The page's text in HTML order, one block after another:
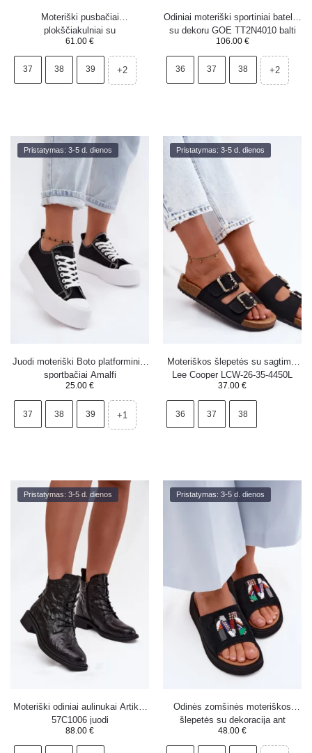
Moteriški pusbačiai
plokščiakulniai su
dekoratyvinėmis gėlėmis juodi
Tavillette
61.00 €
37 38 39 +2
Odiniai moteriški sportiniai bateliai
su dekoru GOE TT2N4010 balti
106.00 €
36 37 38 +2
Pristatymas: 3-5 d. dienos
Juodi moteriški Boto platforminiai
sportbačiai Amalfi
25.00 €
37 38 39 +1
Pristatymas: 3-5 d. dienos
Moteriškos šlepetės su sagtimis
Lee Cooper LCW-26-35-4450L
juodos
37.00 €
36 37 38
Pristatymas: 3-5 d. dienos
Moteriški odiniai aulinukai Artiker
57C1006 juodi
88.00 €
Pristatymas: 3-5 d. dienos
Odinės zomšinės moteriškos
šlepetės su dekoracija ant
platformos Vinceza 66942 juodos
48.00 €